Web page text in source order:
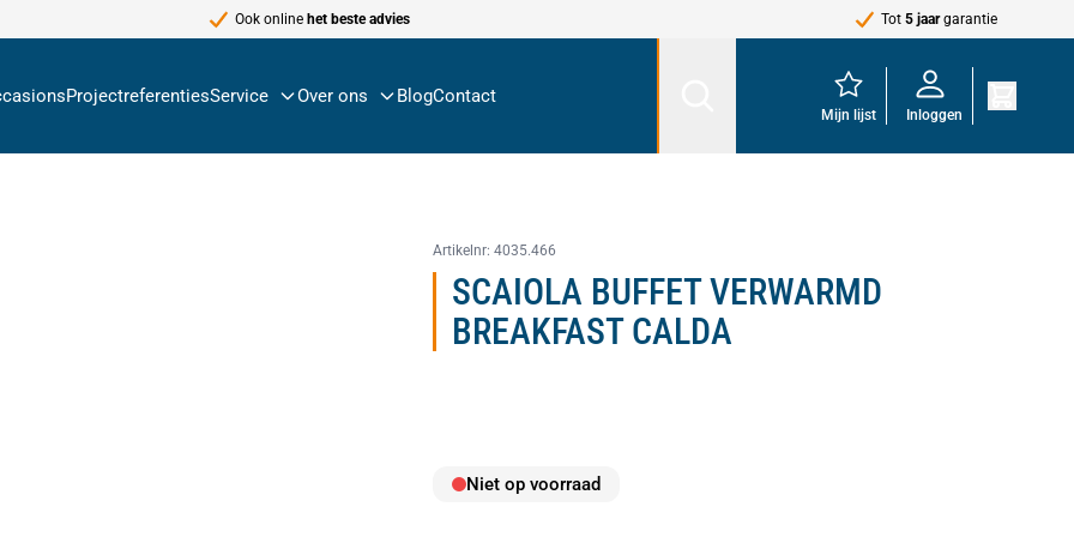
Ook online het beste advies Tot 5 jaargarantie
ProjectreferentiesService Over ons BlogContact
Mijn lijst Inloggen
Artikelnr: 4035.466
SCAIOLA BUFFET VERWARMD
BREAKFAST CALDA
Niet op voorraad